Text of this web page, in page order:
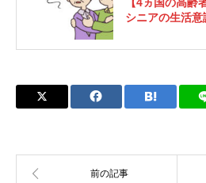
【4ヵ国の高齢
シニアの生活